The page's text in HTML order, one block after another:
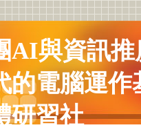
AI與資訊
的電腦運作
研習社